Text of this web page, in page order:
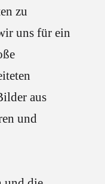
zu
uns für ein
aus
und